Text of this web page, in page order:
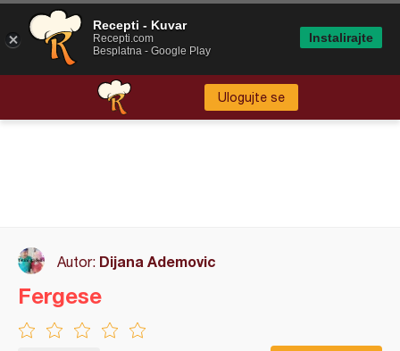
Ulogujte se
Autor: Dijana Ademovic
Fergese
Recepti - Kuvar
Recepti.com
Besplatna - Google Play
Instalirajte